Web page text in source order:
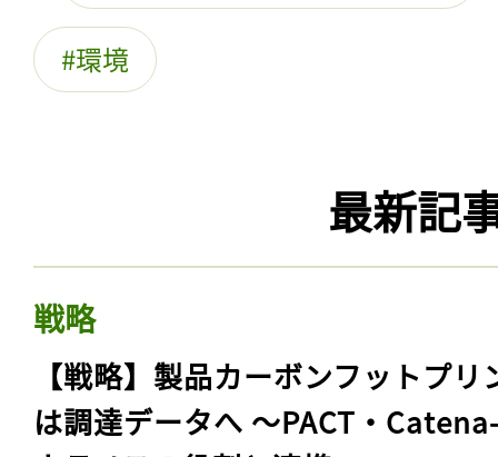
環境
最新記
戦略
【戦略】製品カーボンフットプリ
は調達データへ 〜PACT・